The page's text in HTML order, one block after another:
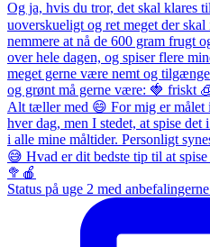
Status på uge 2 med anbefalingerne